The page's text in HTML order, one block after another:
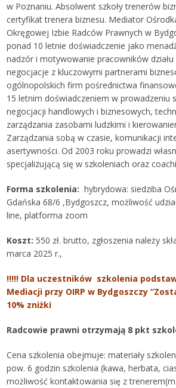
w Poznaniu. Absolwent szkoły trenerów
certyfikat trenera biznesu. Mediator
Okręgowej Izbie Radców Prawnych w
ponad 10 letnie doświadczenie jako
nadzór i motywowanie pracowników
negocjacje z kluczowymi partnerami
ogólnopolskich firm pośrednictwa
15 letnim doświadczeniem w prowadzeniu
negocjacji handlowych i biznesowych,
zarządzania zasobami ludzkimi i
Zarządzania sobą w czasie, komunikacji
asertywności. Od 2003 roku prowadzi
specjalizującą się w szkoleniach oraz
Forma szkolenia: hybrydowa: siedziba
Gdańska 68/6 ,Bydgoszcz, możliwość
line, platforma zoom
Koszt: 550 zł. brutto, zgłoszenia należy
marca 2025 r.,
!!!!! Dla uczestników szkolenia
Mediacji przy OIRP w Bydgoszczy
10% zniżki
Radcowie prawni otrzymają 8 pkt
Cena szkolenia obejmuje: materiały
pow. 6 godzin szkolenia (kawa, herbata,
możliwość kontaktowania się z